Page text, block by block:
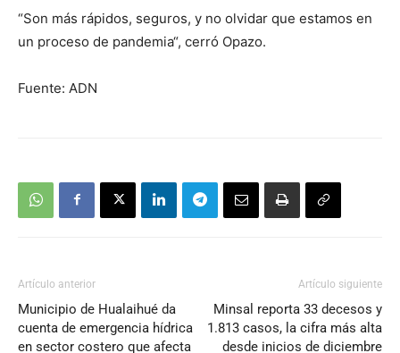
“Son más rápidos, seguros, y no olvidar que estamos en
un proceso de pandemia“, cerró Opazo.
Fuente: ADN
Artículo anterior
Municipio de Hualaihué da
cuenta de emergencia hídrica
en sector costero que afecta
Artículo siguiente
Minsal reporta 33 decesos y
1.813 casos, la cifra más alta
desde inicios de diciembre